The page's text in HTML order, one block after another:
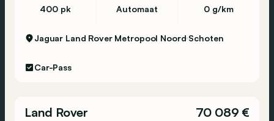
400 pk Automaat 0 g/km
Jaguar Land Rover Metropool Noord Schoten
Car-Pass
Land Rover
70 089 €